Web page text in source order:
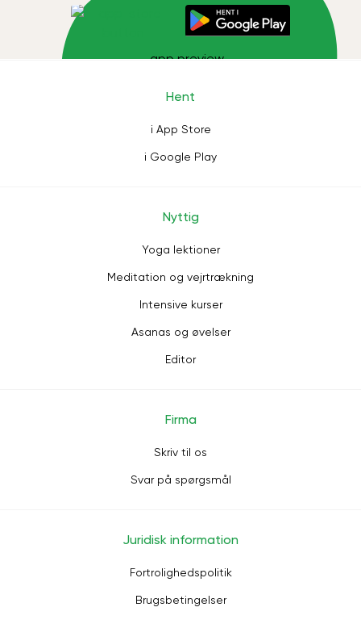
Hent
i App Store
i Google Play
Nyttig
Yoga lektioner
Meditation og vejrtrækning
Intensive kurser
Asanas og øvelser
Editor
Firma
Skriv til os
Svar på spørgsmål
Juridisk information
Fortrolighedspolitik
Brugsbetingelser